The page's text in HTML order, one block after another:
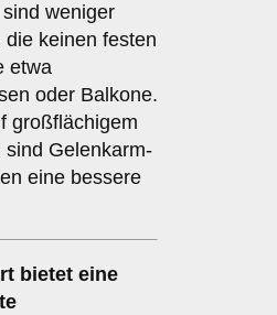
weniger
keinen festen
etwa
oder Balkone.
großflächigem
sind Gelenkarm-
eine bessere
bietet eine